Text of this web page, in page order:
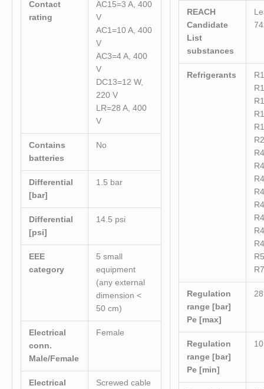
Contact
rating
AC15=3 A, 400
V
AC1=10 A, 400
V
AC3=4 A, 400
V
DC13=12 W,
220 V
LR=28 A, 400
V
Contains
batteries
No
Differential
[bar]
1.5 bar
Differential
[psi]
14.5 psi
EEE
category
5 small
equipment
(any external
dimension <
50 cm)
Electrical
conn.
Male/Female
Female
Electrical
Screwed cable
REACH
Candidate
List
substances
Refrigerants
Regulation
range [bar]
Pe [max]
Regulation
range [bar]
Pe [min]